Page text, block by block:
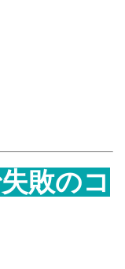
敗のコ